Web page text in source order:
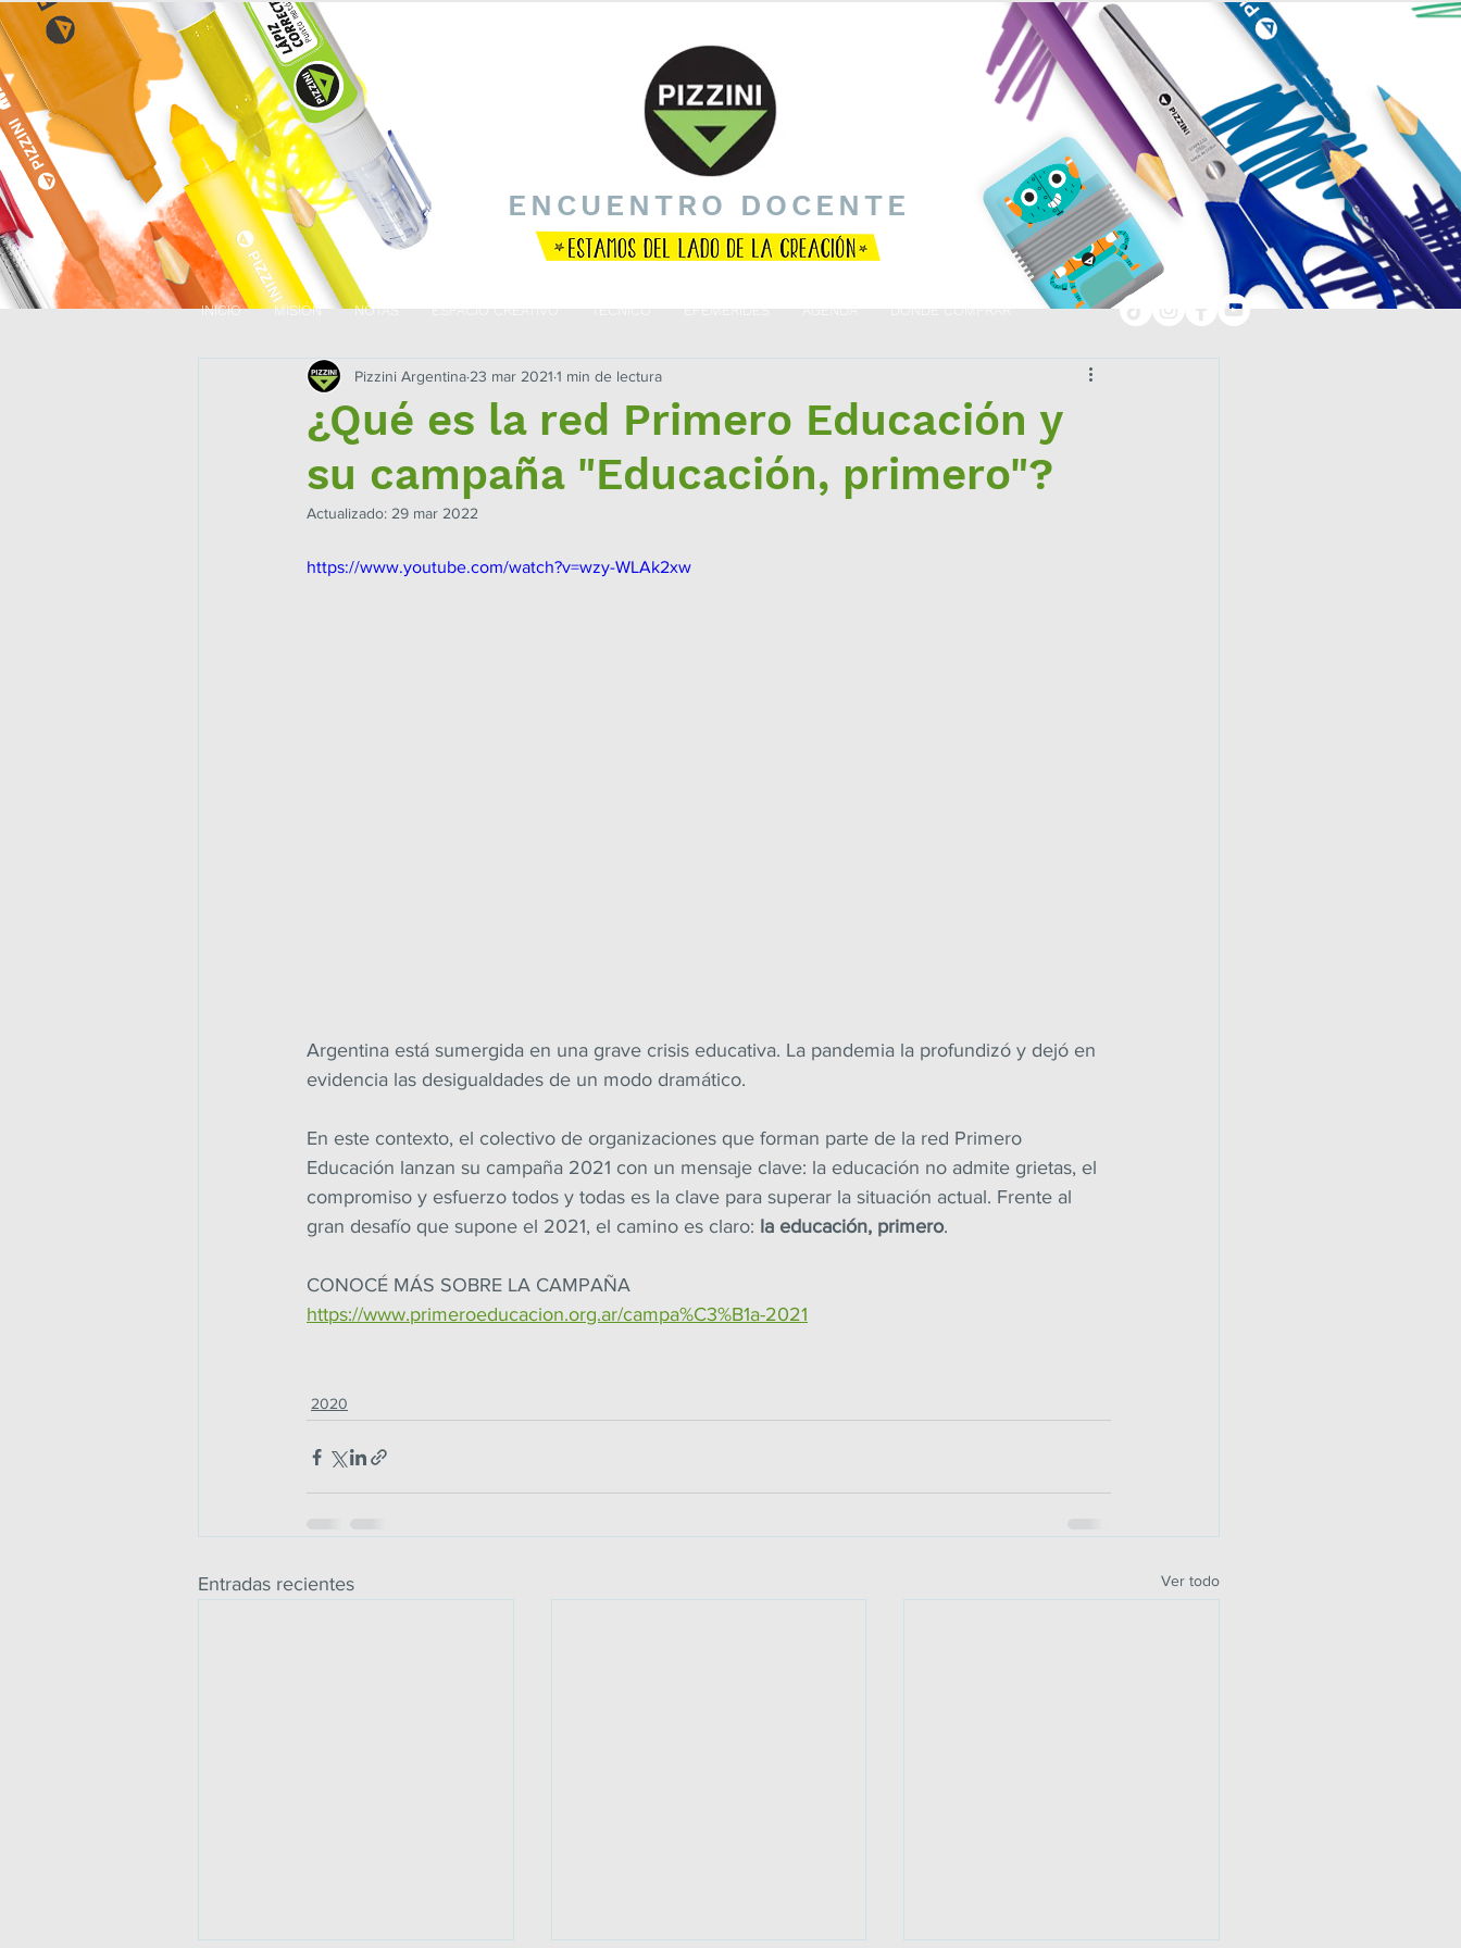
ENCUENTRO DOCENTE
INICIO MISIÓN NOTAS
¿Qué es la red Primero Educación y
su campaña "Educación, primero"?
Pizzini Argentina 23 mar 2021 1 min de lectura
Actualizado: 29 mar 2022
https://www.youtube.com/watch?v=wzy-WLAk2xw
Argentina está sumergida en una grave crisis educativa. La pandemia la profundizó y dejó en
evidencia las desigualdades de un modo dramático.
En este contexto, el colectivo de organizaciones que forman parte de la red Primero
Educación lanzan su campaña 2021 con un mensaje clave: la educación no admite grietas, el
compromiso y esfuerzo todos y todas es la clave para superar la situación actual. Frente al
gran desafío que supone el 2021, el camino es claro: la educación, primero.
CONOCÉ MÁS SOBRE LA CAMPAÑA
https://www.primeroeducacion.org.ar/campa%C3%B1a-2021
2020
Entradas recientes Ver todo